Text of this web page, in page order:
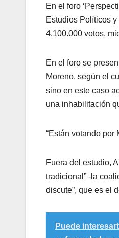
En el foro
Estudios Políticos
4.100.000 votos,
En el foro se
Moreno, según el
sino en este caso
una inhabilitación
“Están votando por
Fuera del estudio,
tradicional” -la
discute”, que es el
Puede